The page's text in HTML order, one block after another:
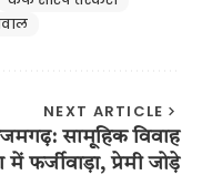
NEXT ARTICLE
सामूहिक विवाह
में फर्जीवाड़ा, प्रेमी जोड़े